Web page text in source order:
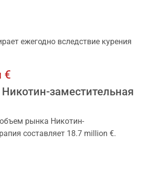
ежегодно вследствие курения
€
заместительная
рынка Никотин-
составляет 18.7 million €.